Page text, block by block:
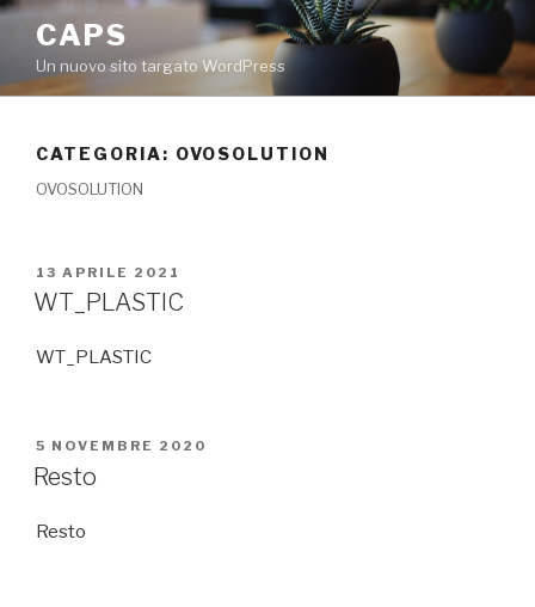
Salta
contenuto
CAPS
Un nuovo sito targato WordPress
CATEGORIA: OVOSOLUTION
OVOSOLUTION
PUBBLICATO
IL
13 APRILE 2021
WT_PLASTIC
WT_PLASTIC
PUBBLICATO
IL
5 NOVEMBRE 2020
Resto
Resto